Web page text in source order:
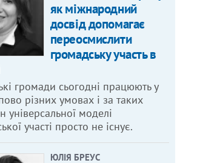
як міжнародний
досвід допомагає
переосмислити
громадську участь в
громади сьогодні працюють у
різних умовах і за таких
універсальної моделі
участі просто не існує.
ЮЛІЯ БРЕУС